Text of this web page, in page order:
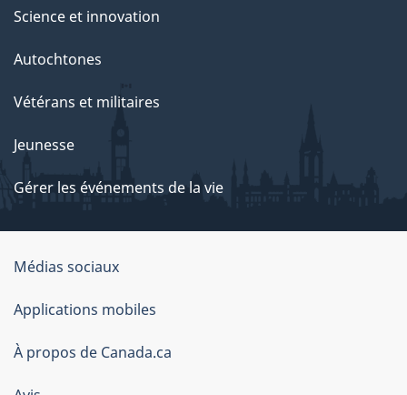
Science et innovation
Autochtones
Vétérans et militaires
Jeunesse
Gérer les événements de la vie
Organisation
du
gouvernement
du
Canada
Médias sociaux
Applications mobiles
À propos de Canada.ca